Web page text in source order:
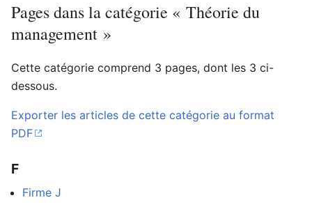
Pages dans la catégorie « Théorie du
management »
Cette catégorie comprend 3 pages, dont les 3 ci-
dessous.
Exporter les articles de cette catégorie au format
PDF
F
Firme J